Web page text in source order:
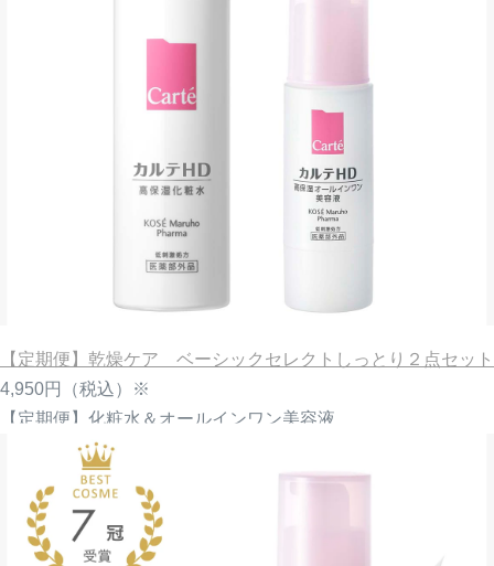
【定期便】乾燥ケア ベーシックセレクトしっとり２点セット
4,950円
（税込）※
【定期便】化粧水＆オールインワン美容液